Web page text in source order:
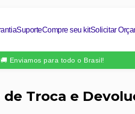
SuporteCompre seu kitSolicitar
🚚 Enviamos para todo o Brasil!
Troca e